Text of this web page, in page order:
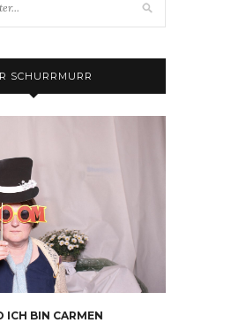
SCHURRMURR
ICH BIN CARMEN